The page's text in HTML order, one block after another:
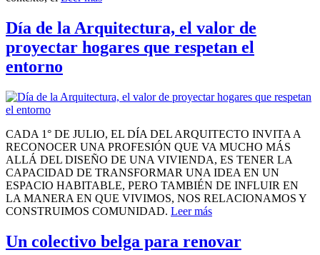
Día de la Arquitectura, el valor de
proyectar hogares que respetan el
entorno
CADA 1° DE JULIO, EL DÍA DEL ARQUITECTO INVITA A
RECONOCER UNA PROFESIÓN QUE VA MUCHO MÁS
ALLÁ DEL DISEÑO DE UNA VIVIENDA, ES TENER LA
CAPACIDAD DE TRANSFORMAR UNA IDEA EN UN
ESPACIO HABITABLE, PERO TAMBIÉN DE INFLUIR EN
LA MANERA EN QUE VIVIMOS, NOS RELACIONAMOS Y
CONSTRUIMOS COMUNIDAD. Leer más
Un colectivo belga para renovar